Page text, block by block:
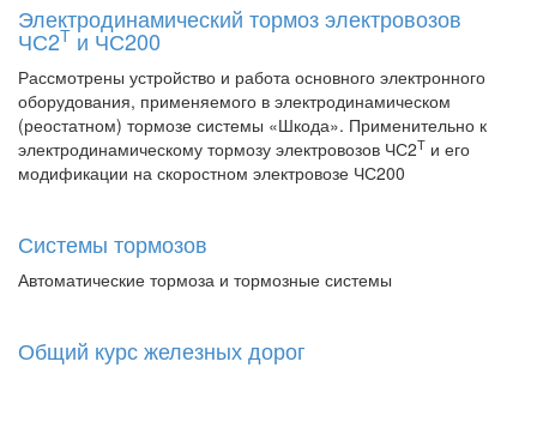
Электродинамический тормоз электровозов
ЧС2Т и ЧС200
Рассмотрены устройство и работа основного электронного
оборудования, применяемого в электродинамическом
(реостатном) тормозе системы «Шкода». Применительно к
электродинамическому тормозу электровозов ЧС2Т и его
модификации на скоростном электровозе ЧС200
Системы тормозов
Автоматические тормоза и тормозные системы
Общий курс железных дорог